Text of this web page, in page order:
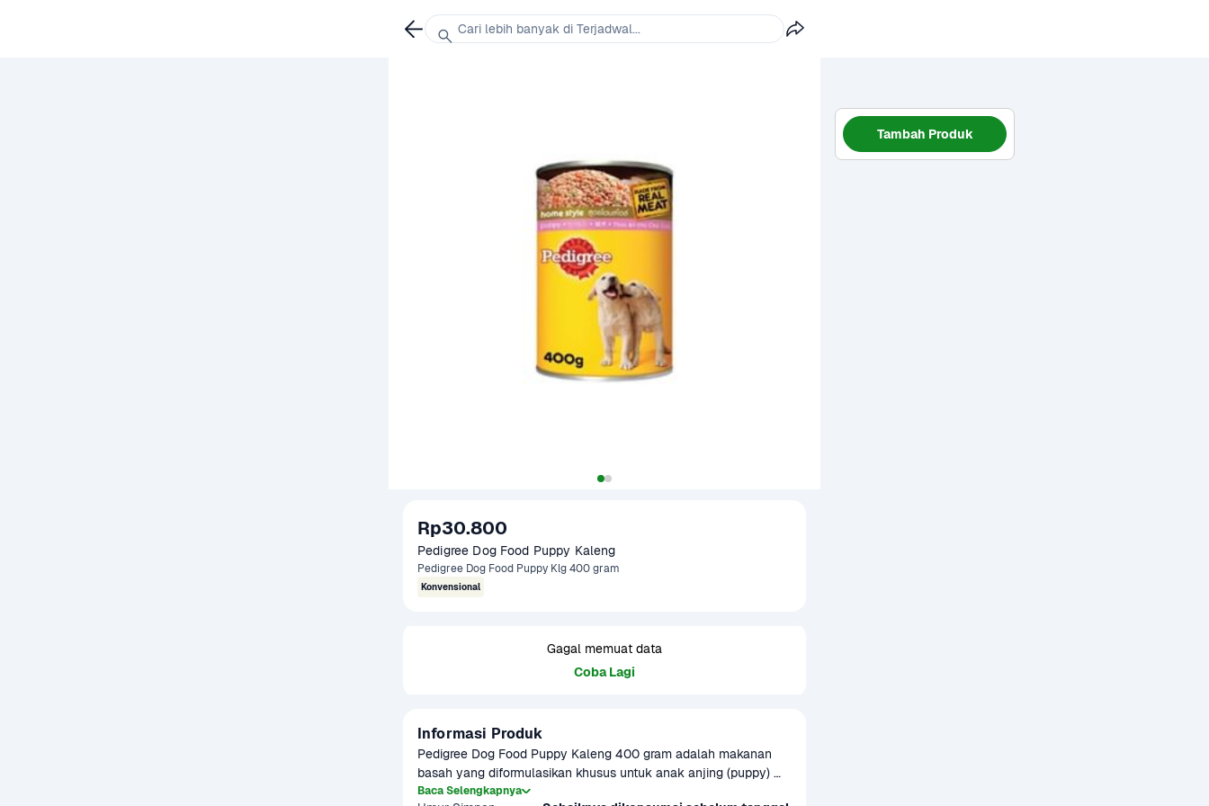
Rp30.800
Pedigree Dog Food Puppy Kaleng
Pedigree Dog Food Puppy Klg 400 gram
Konvensional
Gagal memuat data
Coba Lagi
Informasi Produk
Pedigree Dog Food Puppy Kaleng 400 gram adalah makanan
basah yang diformulasikan khusus untuk anak anjing (puppy)
dengan nutrisi lengkap dan seimbang. Mengandung protein
Baca Selengkapnya
Tambah Produk
Cari lebih banyak di Terjadwal...